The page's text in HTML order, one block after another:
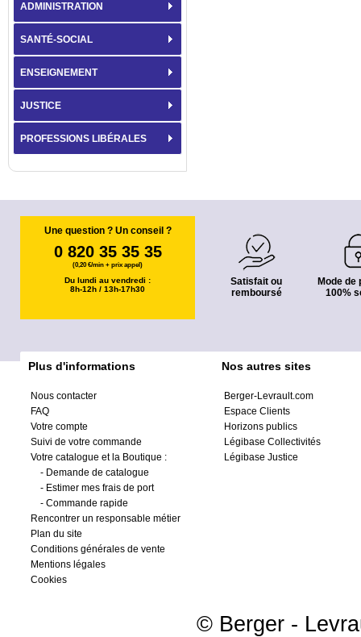
ADMINISTRATION
SANTÉ-SOCIAL
ENSEIGNEMENT
JUSTICE
PROFESSIONS LIBÉRALES
Une question ? Un conseil ?
0 820 35 35 35
(0,20 €/min + prix appel)
Du lundi au vendredi :
8h-12h / 13h-17h30
Satisfait ou
remboursé
Mode de
100%
Plus d'informations
Nous contacter
FAQ
Votre compte
Suivi de votre commande
Votre catalogue et la Boutique :
- Demande de catalogue
- Estimer mes frais de port
- Commande rapide
Rencontrer un responsable métier
Plan du site
Conditions générales de vente
Mentions légales
Cookies
Nos autres sites
Berger-Levrault.com
Espace Clients
Horizons publics
Légibase Collectivités
Légibase Justice
© Berger -